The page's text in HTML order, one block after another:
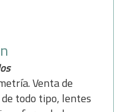
Venta de
todo tipo, lentes